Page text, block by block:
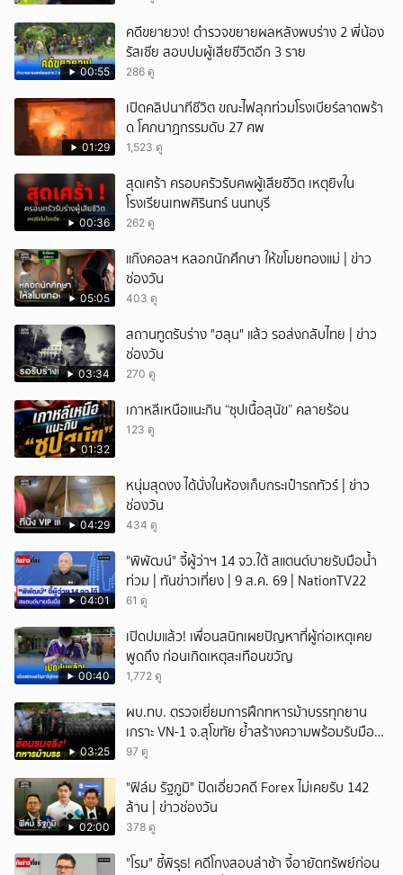
00:55
คดีขยายวง! ตำรวจขยายผลหลังพบร่าง 2 พี่น้อง
รัสเซีย สอบปมผู้เสียชีวิตอีก 3 ราย
286 ดู
01:29
เปิดคลิปนาทีชีวิต ขณะไฟลุกท่วมโรงเบียร์ลาดพร้า
ด โศกนาฏกรรมดับ 27 ศพ
1,523 ดู
00:36
สุดเศร้า ครอบครัวรับศwผู้เสียชีวิต เหตุยิvใน
โรงเรียนเทพศิรินทร์ นนทบุรี
262 ดู
05:05
แก๊งคอลฯ หลอกนักศึกษา ให้ขโมยทองแม่ | ข่าว
ช่องวัน
403 ดู
03:34
สถานทูตรับร่าง "ฮลุน" แล้ว รอส่งกลับไทย | ข่าว
ช่องวัน
270 ดู
01:32
เกาหลีเหนือแนะกิน “ซุปเนื้อสุนัข” คลายร้อน
123 ดู
04:29
หนุ่มสุดงง ได้นั่งในห้องเก็บกระเป๋ารถทัวร์ | ข่าว
ช่องวัน
434 ดู
04:01
"พิพัฒน์" จี้ผู้ว่าฯ 14 จว.ใต้ สแตนด์บายรับมือน้ำ
ท่วม | ทันข่าวเที่ยง | 9 ส.ค. 69 | NationTV22
61 ดู
00:40
เปิดปมแล้ว! เพื่อนสนิทเผยปัญหาที่ผู้ก่อเหตุเคย
พูดถึง ก่อนเกิดเหตุสะเทือนขวัญ
1,772 ดู
03:25
ผบ.ทบ. ตรวจเยี่ยมการฝึกทหารม้าบรรทุกยาน
เกราะ VN-1 จ.สุโขทัย ย้ำสร้างความพร้อมรับมือ
ทุกสถานการณ์
97 ดู
02:00
"ฟิล์ม รัฐภูมิ" ปัดเอี่ยวคดี Forex ไม่เคยรับ 142
ล้าน | ข่าวช่องวัน
378 ดู
"โรม" ชี้พิรุธ! คดีโกงสอบล่าช้า จี้อายัดทรัพย์ก่อน